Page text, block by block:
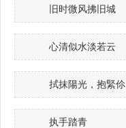
旧时微风拂旧城
心清似水淡若云
拭抹陽光，抱緊伱
执手踏青